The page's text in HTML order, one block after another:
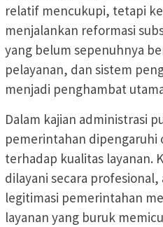
relatif mencukupi, tetapi
menjalankan reformasi
yang belum sepenuhnya
pelayanan, dan sistem
menjadi penghambat
Dalam kajian administrasi
pemerintahan dipengaruhi
terhadap kualitas layanan.
dilayani secara
legitimasi pemerintahan
layanan yang buruk